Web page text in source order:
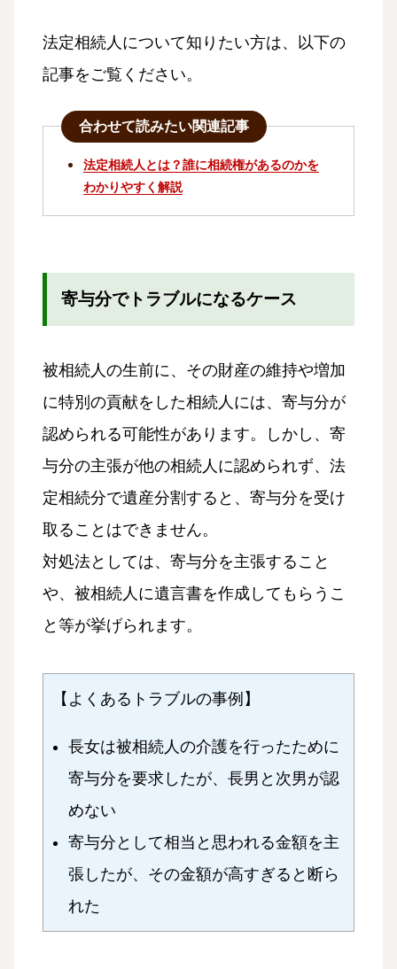
法定相続人について知りたい方は、以下の
記事をご覧ください。
合わせて読みたい関連記事
法定相続人とは？誰に相続権があるのかを
わかりやすく解説
寄与分でトラブルになるケース
被相続人の生前に、その財産の維持や増加
に特別の貢献をした相続人には、寄与分が
認められる可能性があります。しかし、寄
与分の主張が他の相続人に認められず、法
定相続分で遺産分割すると、寄与分を受け
取ることはできません。
対処法としては、寄与分を主張すること
や、被相続人に遺言書を作成してもらうこ
と等が挙げられます。
【よくあるトラブルの事例】
長女は被相続人の介護を行ったために
寄与分を要求したが、長男と次男が認
めない
寄与分として相当と思われる金額を主
張したが、その金額が高すぎると断ら
れた